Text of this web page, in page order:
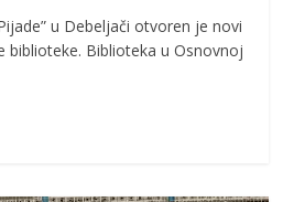
u Debeljači otvoren je novi
biblioteke. Biblioteka u Osnovnoj